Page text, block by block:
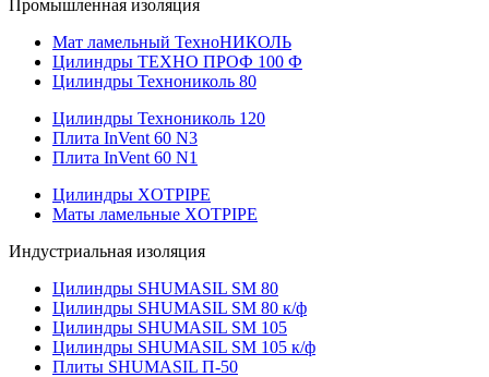
Промышленная изоляция
Мат ламельный ТехноНИКОЛЬ
Цилиндры ТЕХНО ПРОФ 100 Ф
Цилиндры Технониколь 80
Цилиндры Технониколь 120
Плита InVent 60 N3
Плита InVent 60 N1
Цилиндры XOTPIPE
Маты ламельные XOTPIPE
Индустриальная изоляция
Цилиндры SHUMASIL SM 80
Цилиндры SHUMASIL SM 80 к/ф
Цилиндры SHUMASIL SM 105
Цилиндры SHUMASIL SM 105 к/ф
Плиты SHUMASIL П-50